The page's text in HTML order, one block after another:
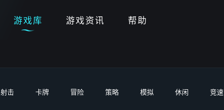
游戏库 游戏资讯 帮助
射击 卡牌 冒险 策略 模拟 休闲 竞速